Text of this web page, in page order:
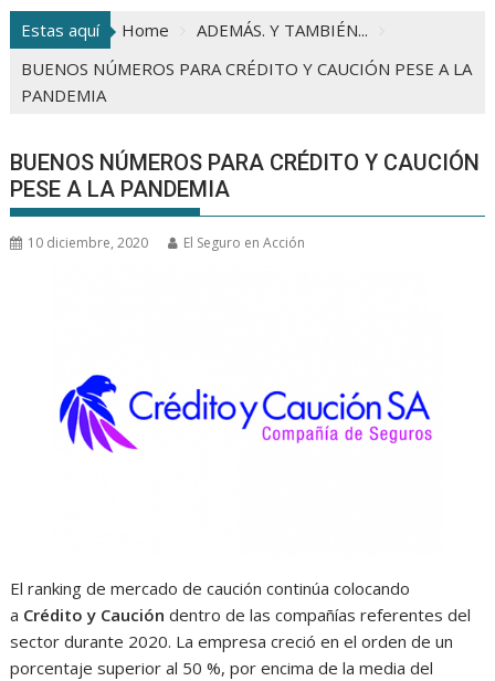
Estas aquí Home
ADEMÁS. Y TAMBIÉN...
BUENOS NÚMEROS PARA CRÉDITO Y CAUCIÓN PESE A LA
PANDEMIA
BUENOS NÚMEROS PARA CRÉDITO Y CAUCIÓN
PESE A LA PANDEMIA
10 diciembre, 2020 El Seguro en Acción
El ranking de mercado de caución continúa colocando
a Crédito y Caucióndentro de las compañías referentes del
sector durante 2020. La empresa creció en el orden de un
porcentaje superior al 50 %, por encima de la media del